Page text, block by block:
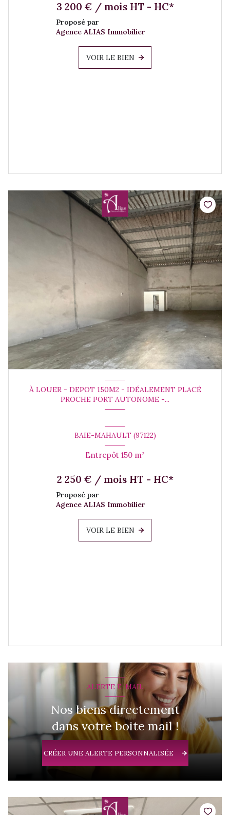
3 200 € / mois HT - HC*
Proposé par
Agence ALIAS Immobilier
VOIR LE BIEN
À LOUER - DEPOT 150M2 - IDÉALEMENT PLACÉ
PROCHE PORT AUTONOME -...
BAIE-MAHAULT (97122)
Entrepôt 150 m²
2 250 € / mois HT - HC*
Proposé par
Agence ALIAS Immobilier
VOIR LE BIEN
ALERTE E-MAIL
Nos biens directement
dans votre boite mail !
CRÉER UNE ALERTE PERSONNALISÉE